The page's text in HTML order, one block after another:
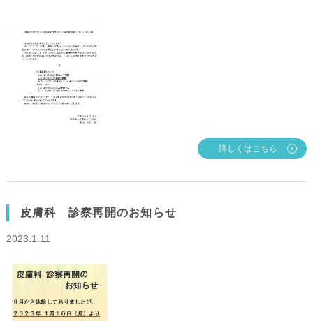
詳しくはこちら
皮膚科 診察再開のお知らせ
2023.1.11